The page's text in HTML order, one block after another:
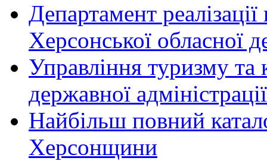
Департамент
Херсонської обласної
Управління туризму та
державної адміністрації
Найбільш повний
Херсонщини